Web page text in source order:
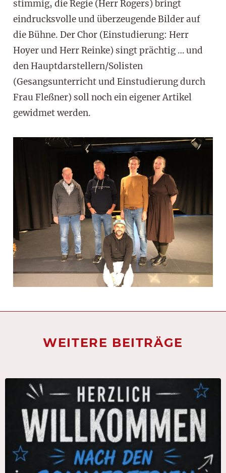
stimmig, die Regie (Herr Rogers) bringt
eindrucksvolle und überzeugende Bilder auf
die Bühne. Der Chor (Einstudierung: Herr
Hoyer und Herr Reinke) singt prächtig … und
den Hauptdarstellern/Solisten
(Gesangsunterricht und Einstudierung durch
Frau Fleßner) soll noch ein eigener Artikel
gewidmet werden.
WEITERE BEITRÄGE